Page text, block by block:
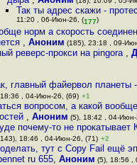
Так ты адрес скажи -
11:20 , 06-Июн-26, (177)
норм а скорость
, Аноним (185), 23:18 , 09-
реверс-прокси на pingora ,
главный файервол планеты
, 04-Июн-26, (69) +1
вопросом, а какой
, Аноним (5), 18:42 , 04-Июн-
почему-то не прокатывает
18:46 , 04-Июн-26, (71) +2
тут с Copy Fail ещё
ru 655,Аноним (5), 18:56 ,